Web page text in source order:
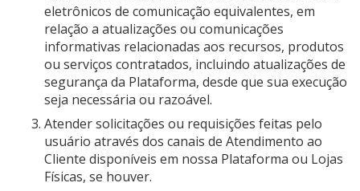
eletrônicos de comunicação equivalentes, em
relação a atualizações ou comunicações
informativas relacionadas aos recursos, produtos
ou serviços contratados, incluindo atualizações de
segurança da Plataforma, desde que sua execução
seja necessária ou razoável.
Atender solicitações ou requisições feitas pelo
usuário através dos canais de Atendimento ao
Cliente disponíveis em nossa Plataforma ou Lojas
Físicas, se houver.